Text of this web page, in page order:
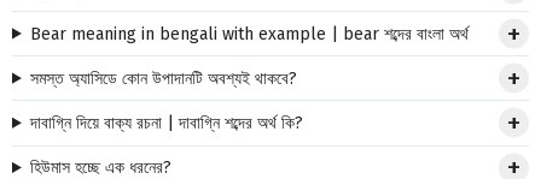
Bear meaning in bengali with example | bear শব্দের বাংলা অর্থ
সমস্ত অ্যাসিডে কোন উপাদানটি অবশ্যই থাকবে?
দাবাগ্নি দিয়ে বাক্য রচনা | দাবাগ্নি শব্দের অর্থ কি?
হিউমাস হচ্ছে এক ধরনের?